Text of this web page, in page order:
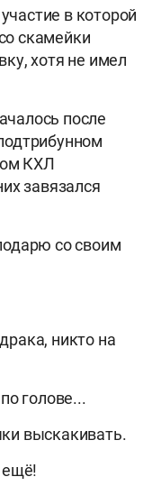
в которой
скамейки
хотя не имел
после
КХЛ
завязался
со своим
никто на
голове...
выскакивать.
ещё!